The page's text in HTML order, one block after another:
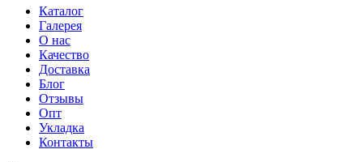
Каталог
Галерея
О нас
Качество
Доставка
Блог
Отзывы
Опт
Укладка
Контакты